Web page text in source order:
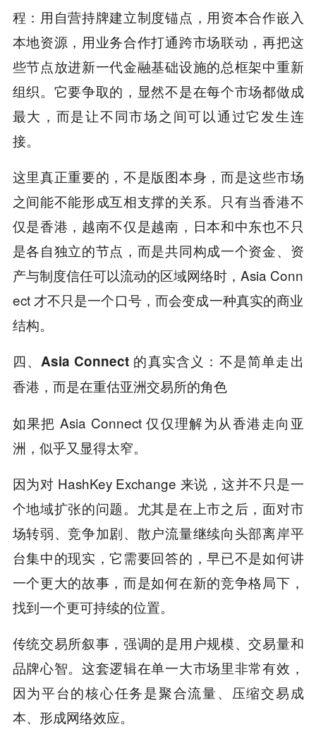
程：用自营持牌建立制度锚点，用资本合作嵌入
本地资源，用业务合作打通跨市场联动，再把这
些节点放进新一代金融基础设施的总框架中重新
组织。它要争取的，显然不是在每个市场都做成
最大，而是让不同市场之间可以通过它发生连
接。
这里真正重要的，不是版图本身，而是这些市场
之间能不能形成互相支撑的关系。只有当香港不
仅是香港，越南不仅是越南，日本和中东也不只
是各自独立的节点，而是共同构成一个资金、资
产与制度信任可以流动的区域网络时，Asia Conn
ect 才不只是一个口号，而会变成一种真实的商业
结构。
四、 Asia Connect 的真实含义：不是简单走出
香港，而是在重估亚洲交易所的角色
如果把 Asia Connect 仅仅理解为从香港走向亚
洲，似乎又显得太窄。
因为对 HashKey Exchange 来说，这并不只是一
个地域扩张的问题。尤其是在上市之后，面对市
场转弱、竞争加剧、散户流量继续向头部离岸平
台集中的现实，它需要回答的，早已不是如何讲
一个更大的故事，而是如何在新的竞争格局下，
找到一个更可持续的位置。
传统交易所叙事，强调的是用户规模、交易量和
品牌心智。这套逻辑在单一大市场里非常有效，
因为平台的核心任务是聚合流量、压缩交易成
本、形成网络效应。